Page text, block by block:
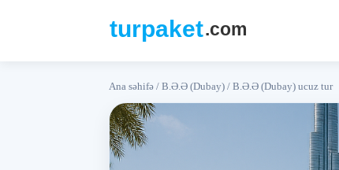
Ana səhifə / B.Ə.Ə (Dubay) / B.Ə.Ə (Dubay) ucuz tur